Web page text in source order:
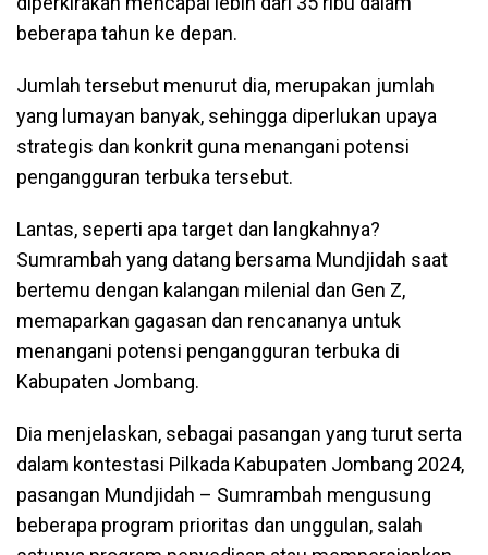
beberapa tahun ke depan.
Jumlah tersebut menurut dia, merupakan jumlah
yang lumayan banyak, sehingga diperlukan upaya
strategis dan konkrit guna menangani potensi
pengangguran terbuka tersebut.
Lantas, seperti apa target dan langkahnya?
Sumrambah yang datang bersama Mundjidah saat
bertemu dengan kalangan milenial dan Gen Z,
memaparkan gagasan dan rencananya untuk
menangani potensi pengangguran terbuka di
Kabupaten Jombang.
Dia menjelaskan, sebagai pasangan yang turut serta
dalam kontestasi Pilkada Kabupaten Jombang 2024,
pasangan Mundjidah – Sumrambah mengusung
beberapa program prioritas dan unggulan, salah